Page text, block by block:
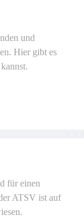
und
Hier gibt es
für einen
ATSV ist auf